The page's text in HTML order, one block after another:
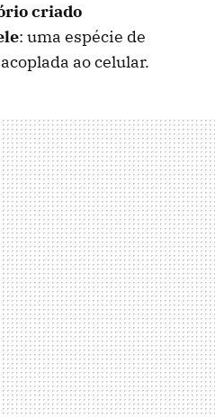
criado
: uma espécie de
ao celular.